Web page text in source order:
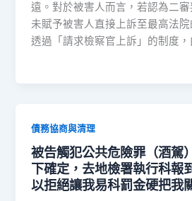
遠。對於被害人而言，若認為二
未賦予被害人直接上訴至最高法
透過「請求檢察官上訴」的制度
債務協商與清理
被告觸犯公共危險罪（酒駕
下確定，去地檢署執行科報
以拒絕讓我易科罰金硬把我